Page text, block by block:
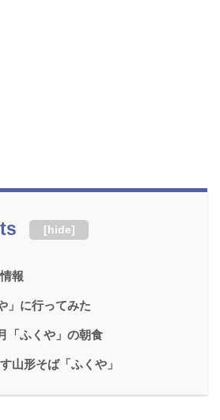
[hide]
報
」に行ってみた
「ふくや」の朝食
山形そば「ふくや」